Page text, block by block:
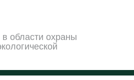
области охраны